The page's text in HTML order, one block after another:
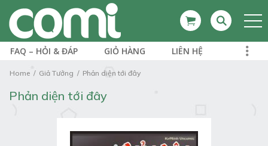
FAQ – HỎI & ĐÁP GIỎ HÀNG LIÊN HỆ
Home Giả Tưởng Phản diện tới đây
Phản diện tới đây